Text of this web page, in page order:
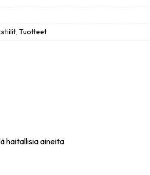
,Tuotteet
haitallisia aineita